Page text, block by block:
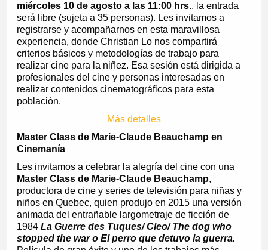
miércoles 10 de agosto a las 11:00 hrs., la entrada
será libre (sujeta a 35 personas). Les invitamos a
registrarse y acompañarnos en esta maravillosa
experiencia, donde Christian Lo nos compartirá
criterios básicos y metodologías de trabajo para
realizar cine para la niñez. Esa sesión está dirigida a
profesionales del cine y personas interesadas en
realizar contenidos cinematográficos para esta
población.
Más detalles
Master Class de Marie-Claude Beauchamp en
Cinemanía
Les invitamos a celebrar la alegría del cine con una
Master Class de Marie-Claude Beauchamp,
productora de cine y series de televisión para niñas y
niños en Quebec, quien produjo en 2015 una versión
animada del entrañable largometraje de ficción de
1984 La Guerre des Tuques/ Cleo/ The dog who
stopped the war o El perro que detuvo la guerra.